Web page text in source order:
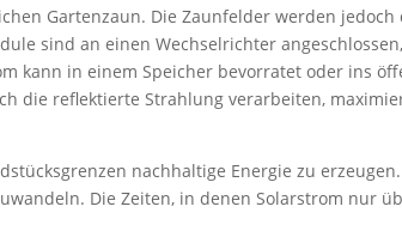
Gartenzaun. Die Zaunfelder werden
sind an einen Wechselrichter
kann in einem Speicher bevorratet oder ins
die reflektierte Strahlung verarbeiten,
nachhaltige Energie zu
Die Zeiten, in denen Solarstrom nur